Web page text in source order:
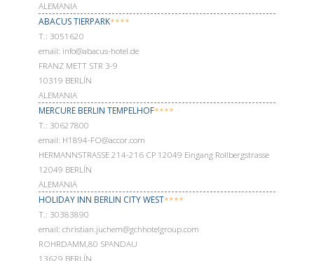
ALEMANIA
ABACUS TIERPARK****
Т.: 3051620
email: info@abacus-hotel.de
FRANZ METT STR 3-9
10319 BERLÍN
ALEMANIA
MERCURE BERLIN TEMPELHOF****
Т.: 30627800
email: H1894-FO@accor.com
HERMANNSTRASSE 214-216 CP 12049 Eingang Rollbergstrasse
12049 BERLÍN
ALEMANIA
HOLIDAY INN BERLIN CITY WEST****
Т.: 30383890
email: christian.juchem@gchhotelgroup.com
ROHRDAMM,80 SPANDAU
13629 BERLÍN